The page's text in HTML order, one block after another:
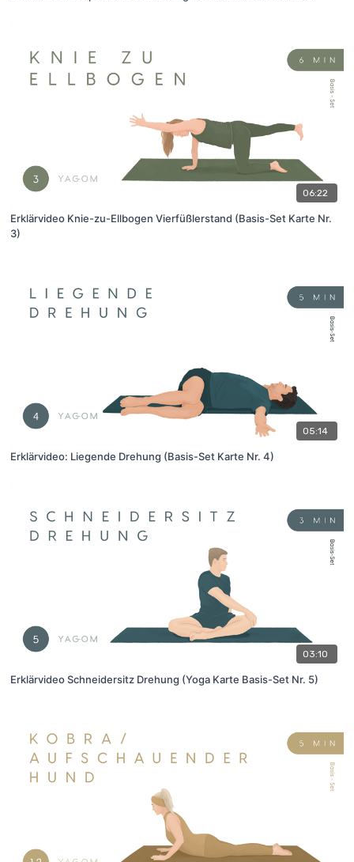
06:22
Erklärvideo Knie-zu-Ellbogen Vierfüßlerstand (Basis-Set Karte Nr.
3)
05:14
Erklärvideo: Liegende Drehung (Basis-Set Karte Nr. 4)
03:10
Erklärvideo Schneidersitz Drehung (Yoga Karte Basis-Set Nr. 5)